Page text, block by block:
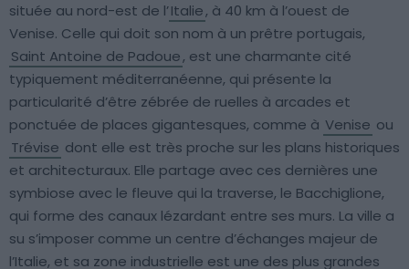
située au nord-est de l’Italie, à 40 km à l’ouest de
Venise. Celle qui doit son nom à un prêtre portugais,
Saint Antoine de Padoue, est une charmante cité
typiquement méditerranéenne, qui présente la
particularité d’être zébrée de ruelles à arcades et
ponctuée de places gigantesques, comme à Venise ou
Trévise dont elle est très proche sur les plans historiques
et architecturaux. Elle partage avec ces dernières une
symbiose avec le fleuve qui la traverse, le Bacchiglione,
qui forme des canaux lézardant entre ses murs. La ville a
su s’imposer comme un centre d’échanges majeur de
l’Italie, et sa zone industrielle est une des plus grandes